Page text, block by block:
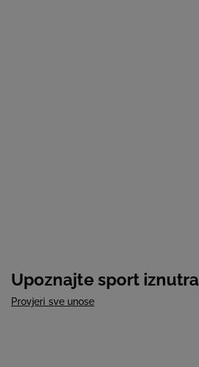
Upoznajte sport iznutra
Provjeri sve unose